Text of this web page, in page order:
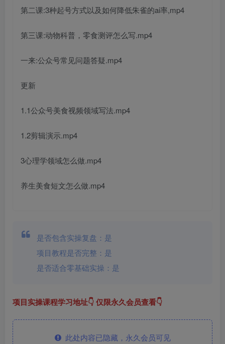
第二课:3种起号方式以及如何降低朱雀的ai率,mp4
第三课:动物科普，零食测评怎么写.mp4
一来:公众号常见问题答疑.mp4
更新
1.1公众号美食视频领域写法.mp4
1.2剪辑演示.mp4
3心理学领域怎么做.mp4
养生美食短文怎么做.mp4
是否包含实操复盘：是
项目教程是否完整：是
是否适合零基础实操：是
项目实操课程学习地址👇 仅限永久会员查看👇
此处内容已隐藏，永久会员可见